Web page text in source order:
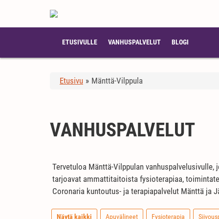
ETUSIVULLE VANHUSPALVELUT BLOGI
Etusivu » Mänttä-Vilppula
VANHUSPALVELUT
Tervetuloa Mänttä-Vilppulan
tarjoavat ammattitaitoista fysioterapiaa,
Coronaria kuntoutus- ja terapiapalvelut Mänttä ja
Näytä kaikki Apuvälineet Fysioterapia